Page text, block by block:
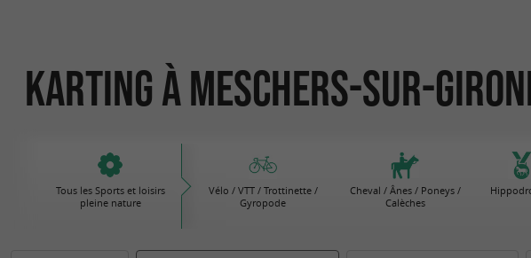
Karting à Meschers-sur-
Tous les Sports et loisirs
pleine nature
Vélo / VTT / Trottinette /
Gyropode
Cheval / Ânes / Poneys /
Calèches